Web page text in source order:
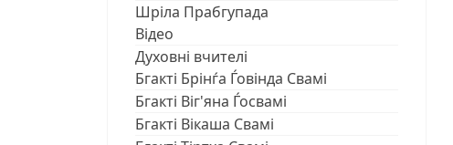
Шріла Прабгупада
Відео
Духовні вчителі
Бгакті Брінѓа Ѓовінда Свамі
Бгакті Віг'яна Ѓосвамі
Бгакті Вікаша Свамі